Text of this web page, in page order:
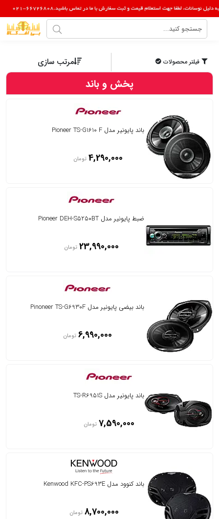
فیلتر محصولات مرتب سازی
پخش و باند
باند پایونیر مدل Pioneer TS-G1610 F
4,290,000 تومان
ضبط پایونیر مدل Pioneer DEH-S5250BT
23,990,000 تومان
باند بیضی پایونیر مدل Pinoneer TS-G6930F
6,990,000 تومان
باند پایونیر مدل TS-R6951S
7,590,000 تومان
باند کنوود مدل Kenwood KFC-PS693E
8,700,000 تومان